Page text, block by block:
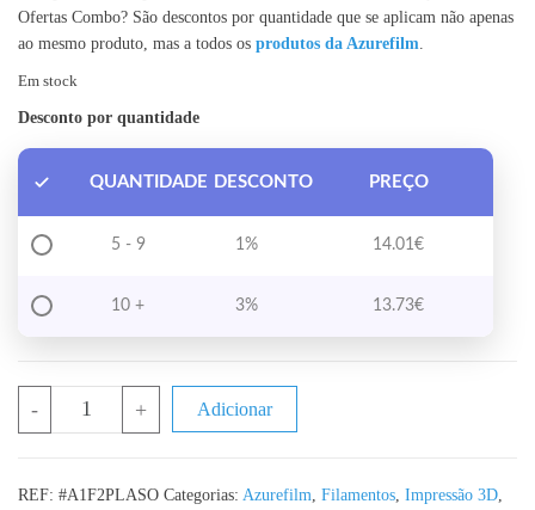
Ofertas Combo? São descontos por quantidade que se aplicam não apenas
ao mesmo produto, mas a todos os produtos da Azurefilm
Em stock
Desconto por quantidade
QUANTIDADE DESCONTO PREÇO
5 - 9 1% 14.01 €
10 + 3% 13.73€
- + Adicionar
REF: #A1F2PLASO Categorias: Azurefilm Filamentos Impressão 3D